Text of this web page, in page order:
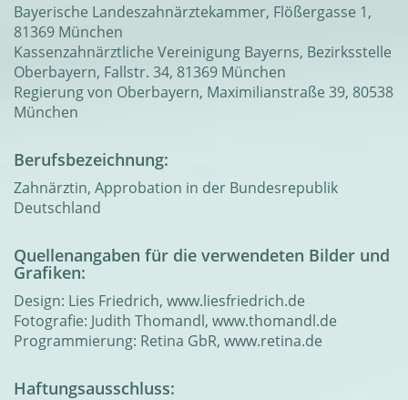
Bayerische Landeszahnärztekammer, Flößergasse 1,
81369 München
Kassenzahnärztliche Vereinigung Bayerns, Bezirksstelle
Oberbayern, Fallstr. 34, 81369 München
Regierung von Oberbayern, Maximilianstraße 39, 80538
München
Berufsbezeichnung:
Zahnärztin, Approbation in der Bundesrepublik
Deutschland
Quellenangaben für die verwendeten Bilder und
Grafiken:
Design: Lies Friedrich, www.liesfriedrich.de
Fotografie: Judith Thomandl, www.thomandl.de
Programmierung: Retina GbR, www.retina.de
Haftungsausschluss: